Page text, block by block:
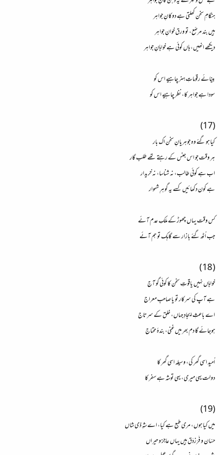
ہنگامِ سخن کھلتی ہے دوکانِ جواہر
ہیں بند مرصّع، تو ورق خوانِ جواہر
دیکھے انھیں، ہاں کوئی ہے خواہانِ جواہر
بینائے رقوماتِ ہنر چاہیے اس کو
سودا ہے جواہر کا، نظر چاہیے اس کو
(17)
کیا ہو گئے وہ جوہریانِ سخن اک بار
ہر وقت جو اس جنس کے رہتے تھے طلب گار
اب ہے کوئی طالب، نہ شناسا، نہ خریدار
ہے کون دکھائیں کسے یہ گوہرِ شہوار
کس وقت یہاں چھوڑ کے ملکِ عدم آئے
جب اُٹھ گئے بازار سے گاہک تو ہم آئے
( 18 )
خواہاں نہیں یاقوتِ سخن کا کوئی گو آج
ہے آپ کی سرکار تو یا صاحبِ معراج
اے باعثِ ایجادِ جہاں، خلق کے سرتاج
ہوجائے گا دم بھر میں غنی، بندۂ محتاج
اُمید اسی گھر کی، وسیلہ اسی گھر کا
دولت یہی میری، یہی توشہ ہے سفر کا
(19)
میں کیا ہوں، مری طبع ہے کیا، اے شہِ ذی شاں
حسّان و فَرَزدَق ہیں یہاں عاجز و حیراں